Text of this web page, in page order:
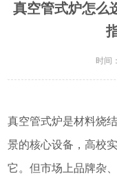
真空管式炉怎么
时间
真空管式炉是材料烧
景的核心设备，高校
它。但市场上品牌杂